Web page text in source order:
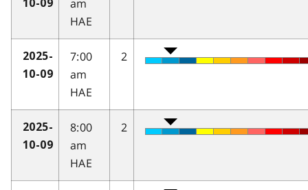
10-09
am
HAE
2025-
10-09
7:00
am
HAE
2
2025-
10-09
8:00
am
HAE
2